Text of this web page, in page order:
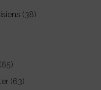
(38)
(65)
(63)